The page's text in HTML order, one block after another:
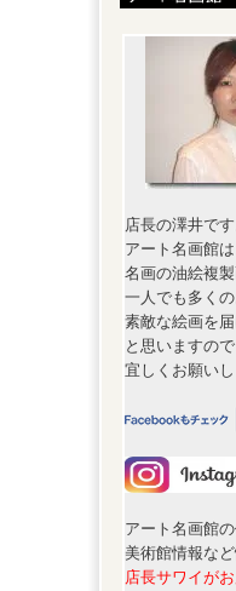
店長の澤井です
アート名画館は
名画の油絵複製
一人でも多く
素敵な絵画を
と思いますので
宜しくお願いし
アート名画館
美術館情報な
店長サワイが